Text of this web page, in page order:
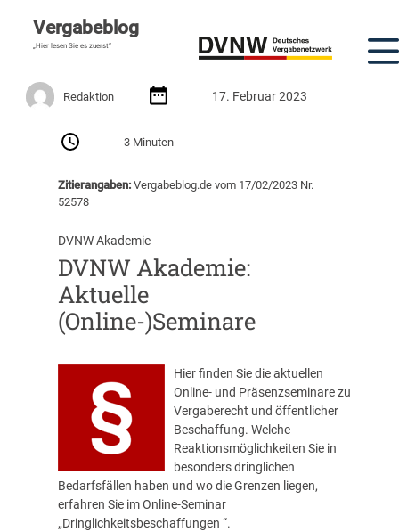
Vergabeblog
„Hier lesen Sie es zuerst“
Redaktion 17. Februar 2023
3 Minuten
Zitierangaben:Vergabeblog.de vom 17/02/2023 Nr.
52578
DVNW Akademie
DVNW Akademie:
Aktuelle
(Online-)Seminare
Hier finden Sie die aktuellen
Online- und Präsenzseminare zu
Vergaberecht und öffentlicher
Beschaffung. Welche
Reaktionsmöglichkeiten Sie in
besonders dringlichen
Bedarfsfällen haben und wo die Grenzen liegen,
erfahren Sie im Online-Seminar
„Dringlichkeitsbeschaffungen “.